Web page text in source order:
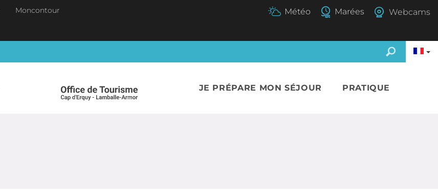
Moncontour Webcams
JE PRÉPARE MON SÉJOUR PRATIQUE